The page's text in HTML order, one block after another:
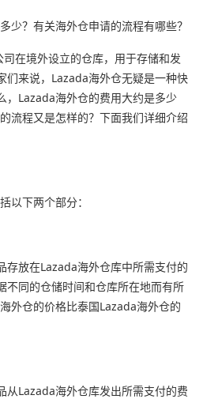
少？有关海外仓申请的流程有哪些？
在境外设立的仓库，用于存储和发
们来说，Lazada海外仓无疑是一种快
，Lazada海外仓的费用大约是多少
流程又是怎样的？下面我们详细介绍
以下两个部分：
存放在Lazada海外仓库中所需支付的
不同的仓储时间和仓库所在地而有所
外仓的价格比泰国Lazada海外仓的
从Lazada海外仓库发出所需支付的费